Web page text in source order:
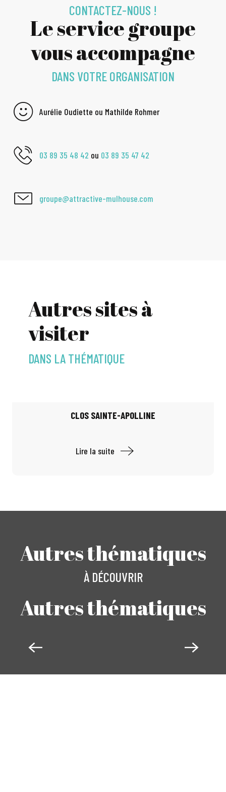
CONTACTEZ-NOUS !
Le service groupe
vous accompagne
DANS VOTRE ORGANISATION
Aurélie Oudiette ou Mathilde Rohmer
03 89 35 48 42 ou 03 89 35 47 42
groupe@attractive-mulhouse.com
Autres sites à
visiter
DANS LA THÉMATIQUE
CLOS SAINTE-APOLLINE
Lire la suite
Autres thématiques
À DÉCOUVRIR
Autres thématiques